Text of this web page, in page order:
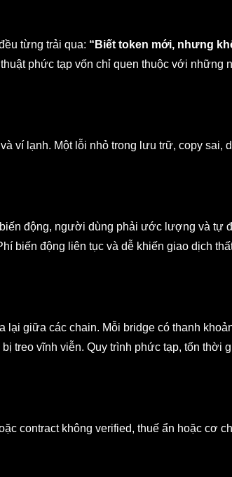
từng trải qua: “Biết token mới, nhưng
phức tạp vốn chỉ quen thuộc với những
ví lạnh. Một lỗi nhỏ trong lưu trữ, copy sai,
động, người dùng phải ước lượng và tự
biến động liên tục và dễ khiến giao dịch
giữa các chain. Mỗi bridge có thanh
treo vĩnh viễn. Quy trình phức tạp, tốn thời
contract không verified, thuế ẩn hoặc cơ